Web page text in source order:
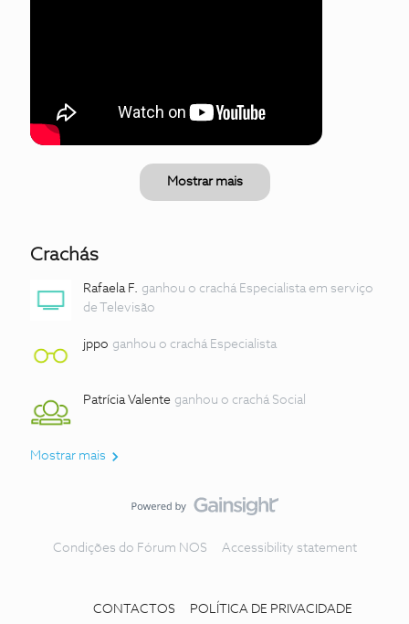
Mostrar mais
Crachás
Rafaela F. ganhou o crachá Especialista em serviço
de Televisão
jppo ganhou o crachá Especialista
Patrícia Valente ganhou o crachá Social
Mostrar mais
Condições do Fórum NOS Accessibility statement
CONTACTOS POLÍTICA DE PRIVACIDADE